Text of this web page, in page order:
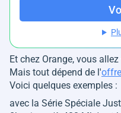
Et chez Orange, vous
Mais tout dépend de l'
Voici quelques exemples :
avec la Série Spéciale